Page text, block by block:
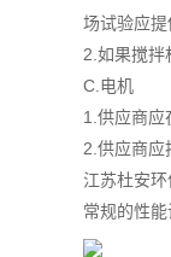
场试验应
2.如果搅拌
C.电机
1.供应商应
2.供应商应
江苏杜安
常规的性